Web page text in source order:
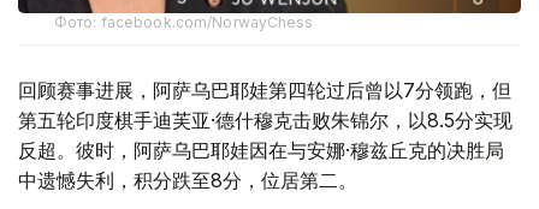
Фото: facebook.com/NorwayChess
回顾赛事进展，阿萨乌巴耶娃第四轮过后曾以7分领跑，但
第五轮印度棋手迪芙亚·德什穆克击败朱锦尔，以8.5分实现
反超。彼时，阿萨乌巴耶娃因在与安娜·穆兹丘克的决胜局
中遗憾失利，积分跌至8分，位居第二。